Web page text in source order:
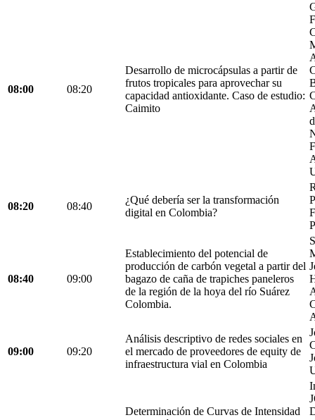
08:00 08:20
Desarrollo de microcápsulas a partir de
frutos tropicales para aprovechar su
capacidad antioxidante. Caso de estudio:
Caimito
08:20 08:40
¿Qué debería ser la transformación
digital en Colombia?
08:40 09:00
Establecimiento del potencial de
producción de carbón vegetal a partir del
bagazo de caña de trapiches paneleros
de la región de la hoya del río Suárez
Colombia.
09:00 09:20
Análisis descriptivo de redes sociales en
el mercado de proveedores de equity de
infraestructura vial en Colombia
Determinación de Curvas de Intensidad